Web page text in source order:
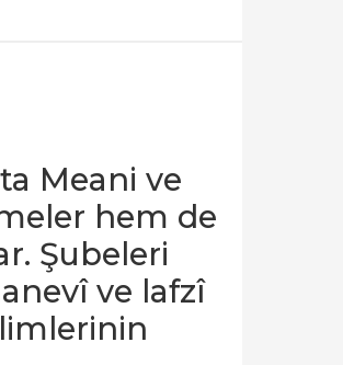
Meani ve
hem de
Şubeleri
ve lafzî